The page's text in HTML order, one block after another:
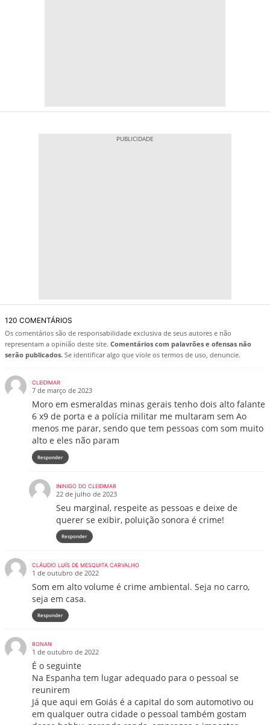
120 COMENTÁRIOS
Os comentários são de responsabilidade exclusiva de seus autores e não
representam a opinião deste site. Comentários com palavrões e ofensas não
serão publicados. Se identificar algo que viole os termos de uso, denuncie.
CLEIDIMAR
7 de março de 2023
Moro em esmeraldas minas gerais tenho dois alto falante
6 x9 de porta e a polícia militar me multaram sem Ao
menos me parar, sendo que tem pessoas com som muito
alto e eles não param
Responder
ININIGO DO CLEIDIMAR
22 de julho de 2023
Seu marginal, respeite as pessoas e deixe de
querer se exibir, poluição sonora é crime!
Responder
CLÁUDIO LUÍS DE MESQUITA CARVALHO
1 de outubro de 2022
Som em alto volume é crime ambiental. Seja no carro,
seja em casa.
Responder
RONAN
1 de outubro de 2022
É o seguinte
Na Espanha tem lugar adequado para o pessoal se
reunirem
Já que aqui em Goiás é a capital do som automotivo ou
em qualquer outra cidade o pessoal também gostam